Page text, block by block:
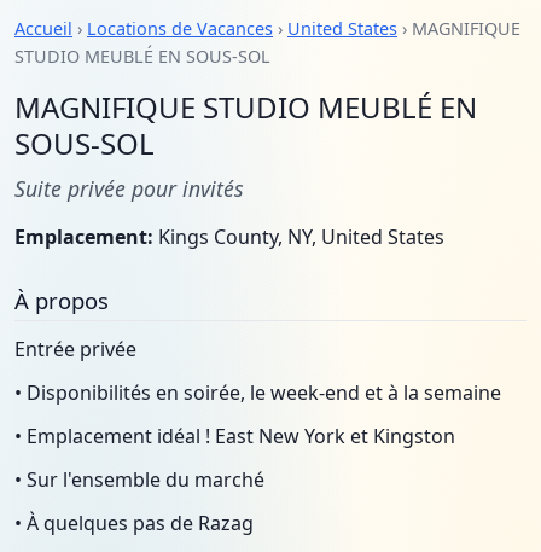
Accueil › Locations de Vacances › United States › MAGNIFIQUE
STUDIO MEUBLÉ EN SOUS-SOL
MAGNIFIQUE STUDIO MEUBLÉ EN
SOUS-SOL
Suite privée pour invités
Emplacement: Kings County, NY, United States
À propos
Entrée privée
• Disponibilités en soirée, le week-end et à la semaine
• Emplacement idéal ! East New York et Kingston
• Sur l'ensemble du marché
• À quelques pas de Razag